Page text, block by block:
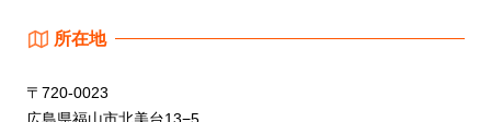
所在地
〒720-0023
広島県福山市北美台13−5